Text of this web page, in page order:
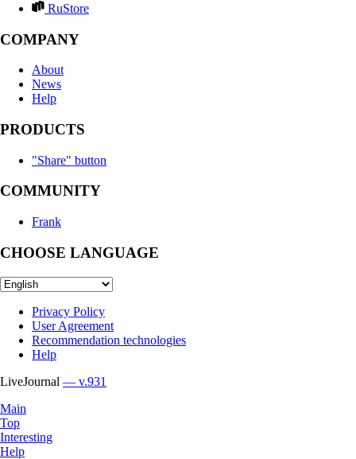
RuStore
COMPANY
About
News
Help
PRODUCTS
"Share" button
COMMUNITY
Frank
CHOOSE LANGUAGE
Privacy Policy
User Agreement
Recommendation technologies
Help
LiveJournal — v.931
Main
Top
Interesting
Help